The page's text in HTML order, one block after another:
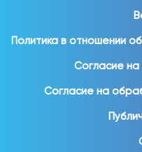
Политика в отношении
Согласие
Согласие на